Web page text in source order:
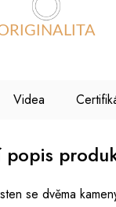
Videa
popis
se dvěma